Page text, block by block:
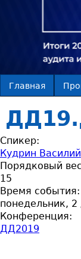
Главная
Спикер:
Кудрин Василий
Порядковый
15
Время события:
понедельник,
Конференция:
ДД2019